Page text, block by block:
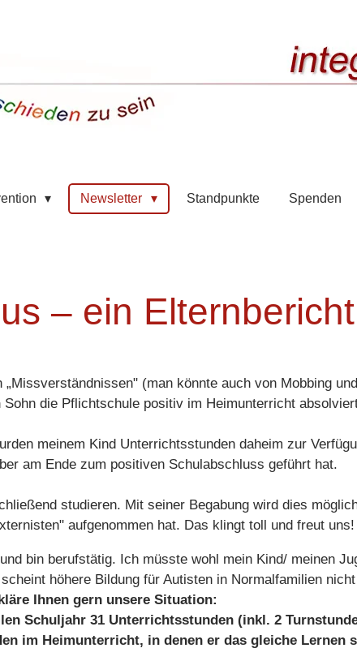
Newsletter Standpunkte Spenden
– ein
(man könnte auch von Mobbing
die Pflichtschule positiv im Heimunterricht
meinem Kind Unterrichtsstunden daheim zur
am Ende zum positiven Schulabschluss geführt hat.
studieren. Mit seiner Begabung wird dies
aufgenommen hat. Das klingt toll und freut uns!
bin berufstätig. Ich müsste wohl mein Kind/ meinen
höhere Bildung für Autisten in Normalfamilien
Ihnen gern unsere Situation:
Schuljahr 31 Unterrichtsstunden (inkl. 2
im Heimunterricht, in denen er das gleiche Lernen